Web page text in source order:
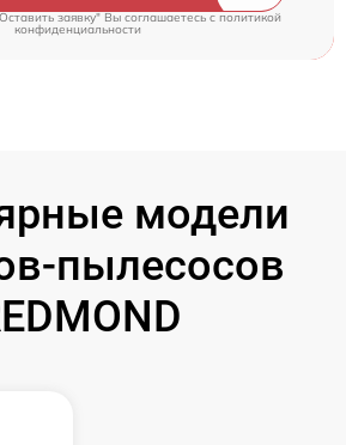
заявку" Вы соглашаетесь c политикой
конфиденциальности
модели
пылесосов